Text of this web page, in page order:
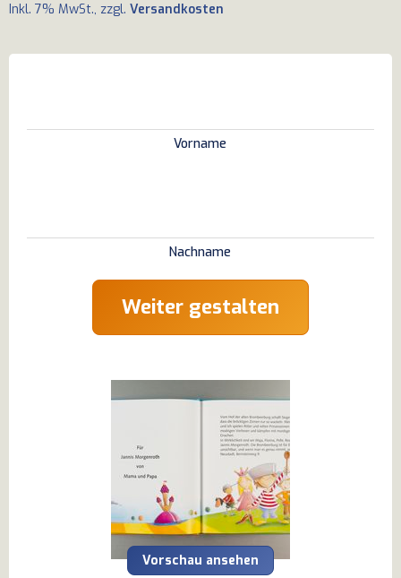
Inkl. 7% MwSt., zzgl. Versandkosten
Vorname
Nachname
Weiter gestalten
Vorschau ansehen